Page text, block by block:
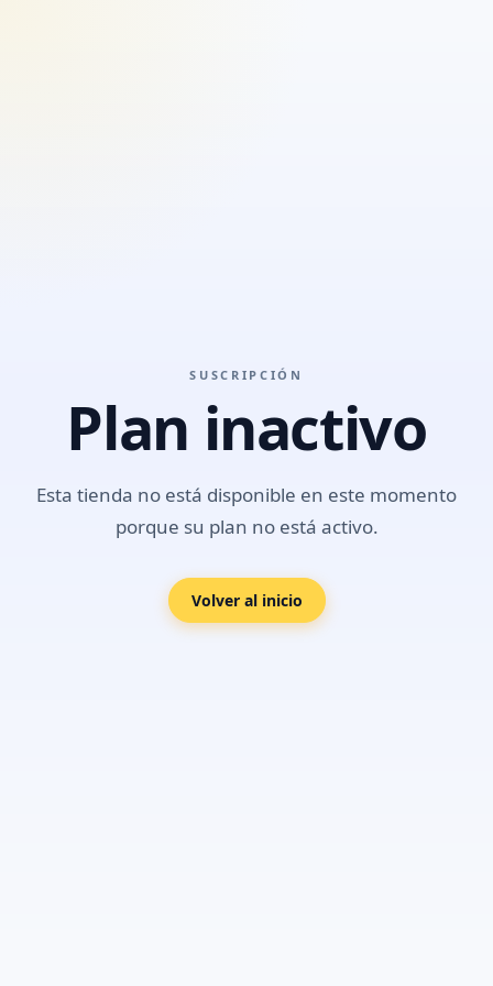
SUSCRIPCIÓN
Plan inactivo
Esta tienda no está disponible en este momento
porque su plan no está activo.
Volver al inicio